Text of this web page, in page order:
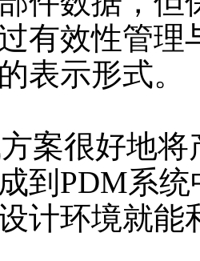
有效性管理
表示形式。
案很好地将
到PDM系
计环境就能